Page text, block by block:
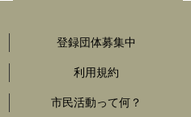
登録団体募集中
利用規約
市民活動って何？